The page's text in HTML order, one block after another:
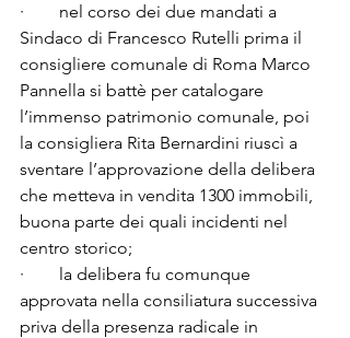
·        nel corso dei due mandati a
Sindaco di Francesco Rutelli prima il
consigliere comunale di Roma Marco
Pannella si battè per catalogare
l’immenso patrimonio comunale, poi
la consigliera Rita Bernardini riuscì a
sventare l’approvazione della delibera
che metteva in vendita 1300 immobili,
buona parte dei quali incidenti nel
centro storico;
·        la delibera fu comunque
approvata nella consiliatura successiva
priva della presenza radicale in